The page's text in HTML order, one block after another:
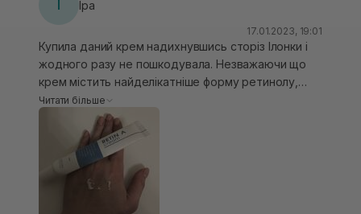
легкий, комфортний. Має легкий запах пантенолу.
І Іра
17.01.2023, 19:01
Купила даний крем надихнувшись сторіз Ілонки і
жодного разу не пошкодувала. Незважаючи що
крем містить найделікатніше форму ретинолу,
працює з віковою шкірою дуже добре. Має
крутий робочий склад. Після використання тюбика
крему перше, що помітила, що покращився колір
шкіри та її текстура, висвітлилися поодинокі
пігментні плями, гарно працює з віковими змінами.
Крем комфортний у використанні, якщо правильно
ним користуватись, дотримуючись рекомендацій.
Читати більше